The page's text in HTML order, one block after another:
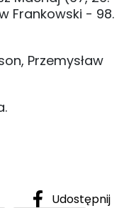
Frankowski - 98.
Przemysław
Udostępnij